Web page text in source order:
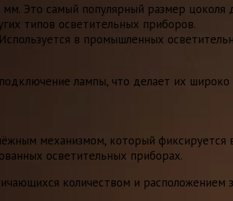
Это самый популярный размер цоколя
типов осветительных приборов.
в промышленных
лампы, что делает их
механизмом, который
осветительных приборах.
количеством и расположением